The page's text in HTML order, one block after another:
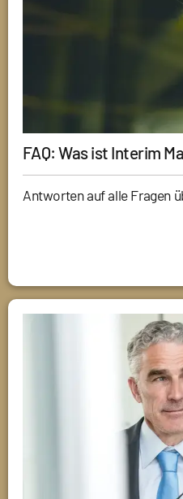
FAQ: Was ist Interim
Antworten auf alle Fragen